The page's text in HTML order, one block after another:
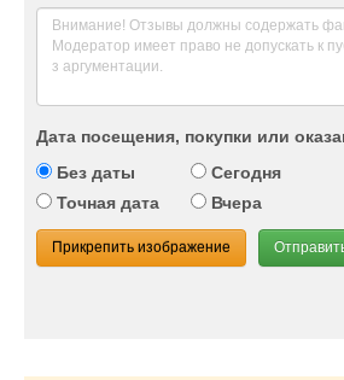
Дата посещения, покупки или
Без даты
Сегодня
Точная дата
Вчера
Прикрепить изображение